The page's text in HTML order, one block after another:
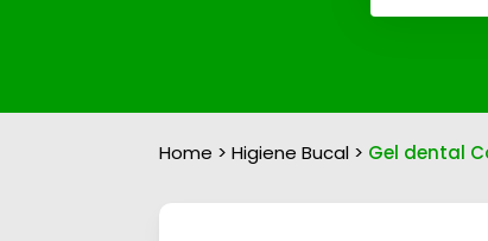
Home >Higiene Bucal > Gel dental